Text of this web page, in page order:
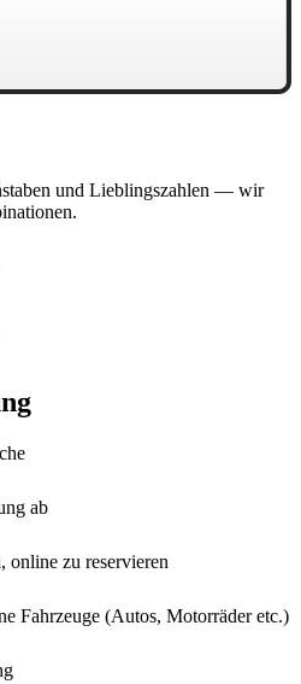
und Lieblingszahlen — wir
ab
online zu reservieren
Fahrzeuge (Autos, Motorräder etc.)